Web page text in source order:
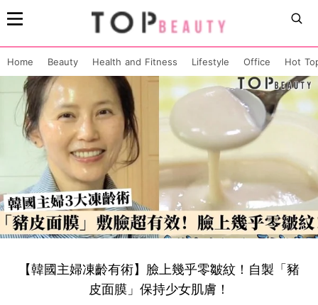
Home Beauty Health and Fitness Lifestyle Office Hot
【韓國主婦凍齡有術】臉上幾乎零皺紋！自製「豬
皮面膜」保持少女肌膚！